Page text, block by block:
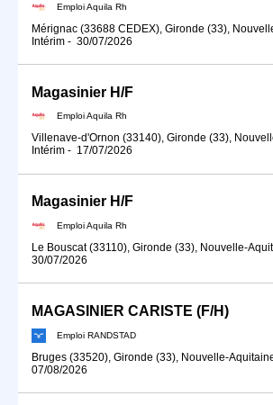
Emploi Aquila Rh
Mérignac (33688 CEDEX), Gironde (33),
Intérim - 30/07/2026
Magasinier H/F
Emploi Aquila Rh
Villenave-d'Ornon (33140), Gironde (33),
Intérim - 17/07/2026
Magasinier H/F
Emploi Aquila Rh
Le Bouscat (33110), Gironde (33), Nouvelle-
30/07/2026
MAGASINIER CARISTE (F/H)
Emploi RANDSTAD
Bruges (33520), Gironde (33), Nouvelle-
07/08/2026